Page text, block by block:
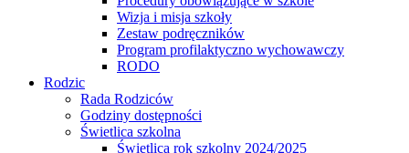
Wizja i misja szkoły
Zestaw podręczników
Program profilaktyczno wychowawczy
RODO
Rodzic
Rada Rodziców
Godziny dostępności
Świetlica szkolna
Świetlica rok szkolny 2024/2025